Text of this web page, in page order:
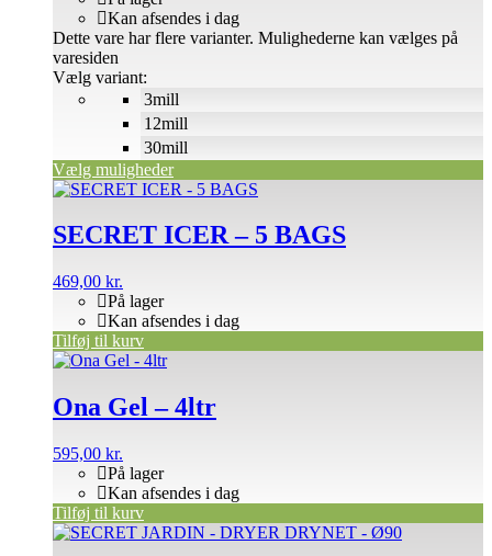
Kan afsendes i dag
Vælg variant:
Vælg muligheder
Dette vare har flere varianter. Mulighederne kan vælges på
varesiden
3mill
12mill
30mill
SECRET ICER – 5 BAGS
469,00 kr.
På lager
Kan afsendes i dag
Tilføj til kurv
Ona Gel – 4ltr
595,00 kr.
På lager
Kan afsendes i dag
Tilføj til kurv